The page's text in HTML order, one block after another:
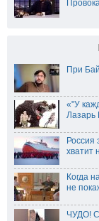
При
«"У
Лазарь
Россия
хватит
Когда
не
ЧУДО!